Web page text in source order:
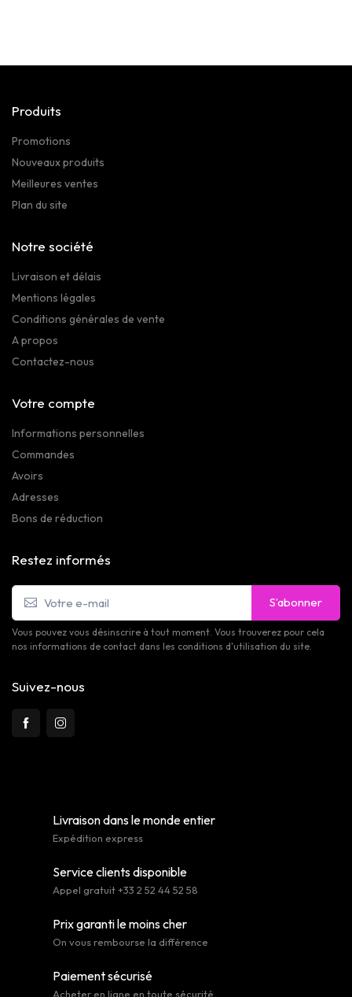
Produits
Promotions
Nouveaux produits
Meilleures ventes
Plan du site
Notre société
Livraison et délais
Mentions légales
Conditions générales de vente
A propos
Contactez-nous
Votre compte
Informations personnelles
Commandes
Avoirs
Adresses
Bons de réduction
Restez informés
S’abonner
Vous pouvez vous désinscrire à tout moment. Vous trouverez pour cela
nos informations de contact dans les conditions d'utilisation du site.
Suivez-nous
Livraison dans le monde entier
Expédition express
Service clients disponible
Appel gratuit +33 2 52 44 52 58
Prix garanti le moins cher
On vous rembourse la différence
Paiement sécurisé
Acheter en ligne en toute sécurité